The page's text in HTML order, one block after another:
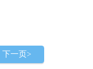
下一页>